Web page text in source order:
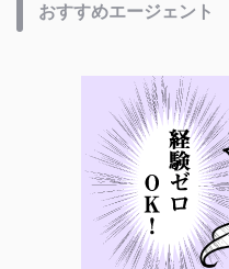
おすすめエージェント